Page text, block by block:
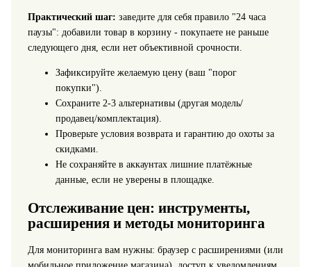
Практический шаг: заведите для себя правило "24 часа
паузы": добавили товар в корзину - покупаете не раньше
следующего дня, если нет объективной срочности.
Зафиксируйте желаемую цену (ваш "порог
покупки").
Сохраните 2-3 альтернативы (другая модель/
продавец/комплектация).
Проверьте условия возврата и гарантию до охоты за
скидками.
Не сохраняйте в аккаунтах лишние платёжные
данные, если не уверены в площадке.
Отслеживание цен: инструменты,
расширения и методы мониторинга
Для мониторинга вам нужны: браузер с расширениями (или